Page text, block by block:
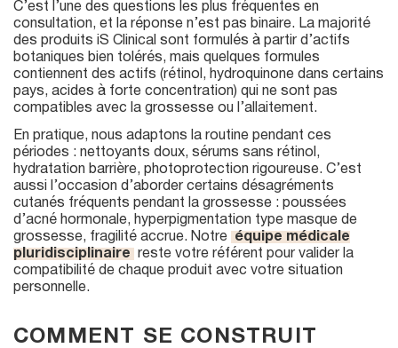
C’est l’une des questions les plus fréquentes en
consultation, et la réponse n’est pas binaire. La majorité
des produits iS Clinical sont formulés à partir d’actifs
botaniques bien tolérés, mais quelques formules
contiennent des actifs (rétinol, hydroquinone dans certains
pays, acides à forte concentration) qui ne sont pas
compatibles avec la grossesse ou l’allaitement.
En pratique, nous adaptons la routine pendant ces
périodes : nettoyants doux, sérums sans rétinol,
hydratation barrière, photoprotection rigoureuse. C’est
aussi l’occasion d’aborder certains désagréments
cutanés fréquents pendant la grossesse : poussées
d’acné hormonale, hyperpigmentation type masque de
grossesse, fragilité accrue. Notre
équipe médicale
pluridisciplinaire
reste votre référent pour valider la
compatibilité de chaque produit avec votre situation
personnelle.
COMMENT SE CONSTRUIT